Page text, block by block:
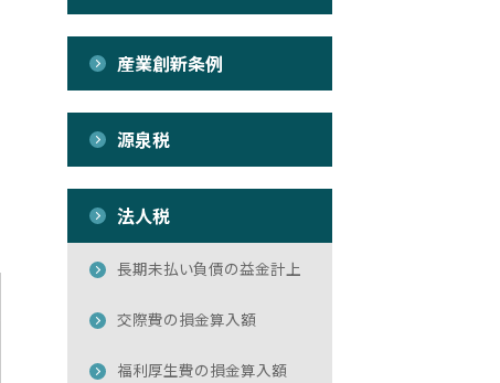
産業創新条例
源泉税
法人税
長期未払い負債の益金計上
交際費の損金算入額
福利厚生費の損金算入額